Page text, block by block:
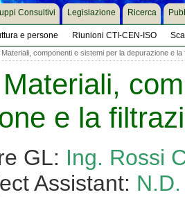
e persone Riunioni CTI-CEN-ISO
Consultivi Legislazione Ricerca
Materiali, componenti e sistemi per la depurazione e
e la
GL: Ing. Rossi
Assistant: N.D.